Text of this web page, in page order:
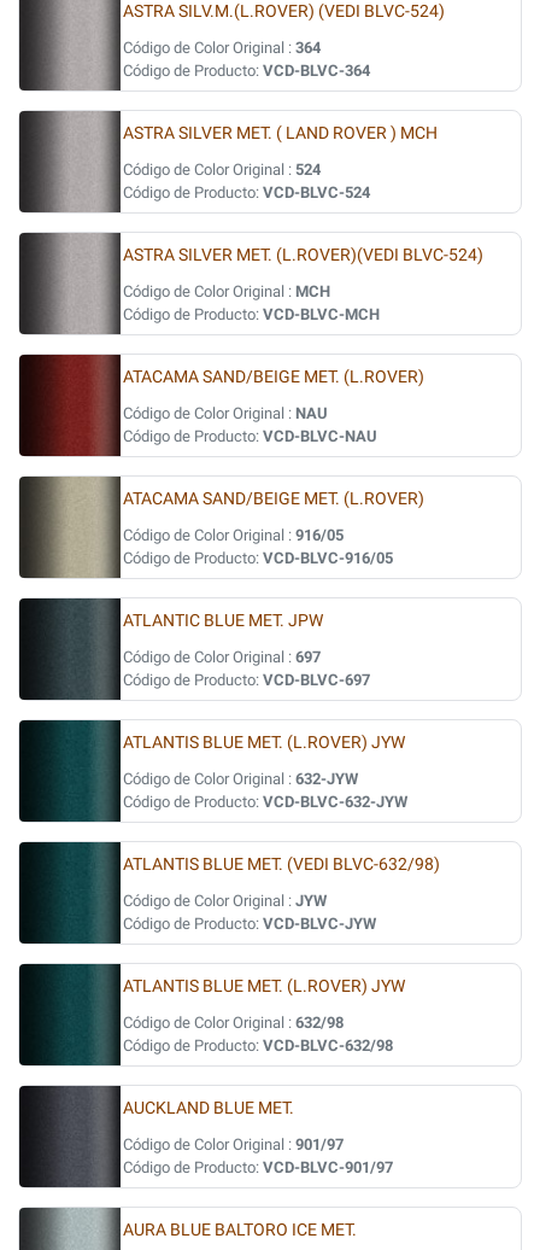
ASTRA SILV.M.(L.ROVER) (VEDI BLVC-524)
Código de Color Original : 364
Código de Producto: VCD-BLVC-364
ASTRA SILVER MET. ( LAND ROVER ) MCH
Código de Color Original : 524
Código de Producto: VCD-BLVC-524
ASTRA SILVER MET. (L.ROVER)(VEDI BLVC-524)
Código de Color Original : MCH
Código de Producto: VCD-BLVC-MCH
ATACAMA SAND/BEIGE MET. (L.ROVER)
Código de Color Original : NAU
Código de Producto: VCD-BLVC-NAU
ATACAMA SAND/BEIGE MET. (L.ROVER)
Código de Color Original : 916/05
Código de Producto: VCD-BLVC-916/05
ATLANTIC BLUE MET. JPW
Código de Color Original : 697
Código de Producto: VCD-BLVC-697
ATLANTIS BLUE MET. (L.ROVER) JYW
Código de Color Original : 632-JYW
Código de Producto: VCD-BLVC-632-JYW
ATLANTIS BLUE MET. (VEDI BLVC-632/98)
Código de Color Original : JYW
Código de Producto: VCD-BLVC-JYW
ATLANTIS BLUE MET. (L.ROVER) JYW
Código de Color Original : 632/98
Código de Producto: VCD-BLVC-632/98
AUCKLAND BLUE MET.
Código de Color Original : 901/97
Código de Producto: VCD-BLVC-901/97
AURA BLUE BALTORO ICE MET.